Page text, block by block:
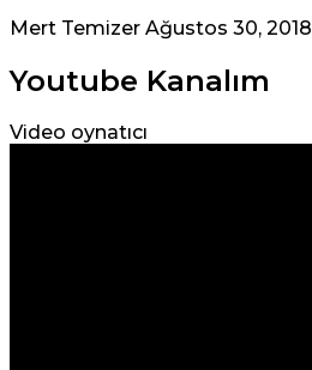
Mert Temizer Ağustos 30, 2018
Youtube Kanalım
Video oynatıcı